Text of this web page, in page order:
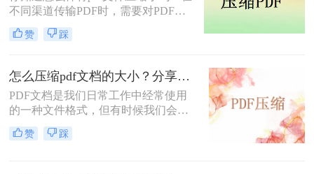
不同渠道传输PDF时，需要对PDF文
件进行压缩。此时，您可以浏览数字
空间来识别执行文件压缩过程的正确
很多的工具，但连接可靠的应用程序
非常具有挑战性。
赞 踩
怎么压缩pdf文档的大小？分享三种压缩方法！
​PDF文档是我们日常工作中经常使用
的一种文件格式，但有时候我们会遇
到PDF文件太大的问题。这个问题很
常见，尤其是在需要发送PDF文件作
赞 踩